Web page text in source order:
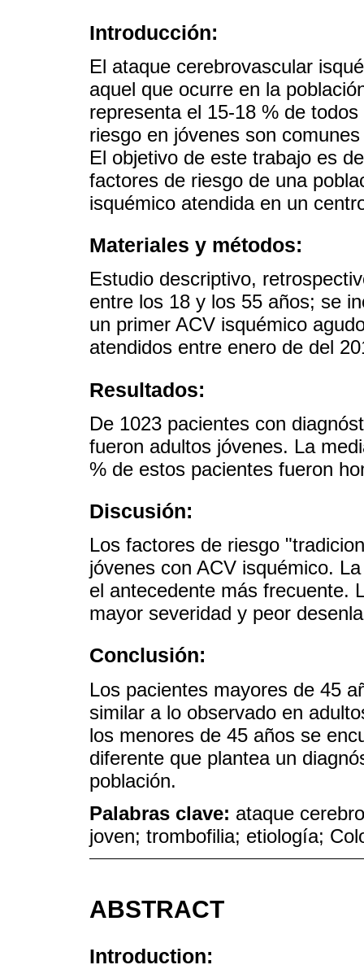
Introducción:
El ataque cerebrovascular
aquel que ocurre en la
representa el 15-18 % de
riesgo en jóvenes son
El objetivo de este trabajo es
factores de riesgo de una
isquémico atendida en un
Materiales y métodos:
Estudio descriptivo,
entre los 18 y los 55 años; se
un primer ACV isquémico
atendidos entre enero de del
Resultados:
De 1023 pacientes con
fueron adultos jóvenes. La
% de estos pacientes fueron
Discusión:
Los factores de riesgo
jóvenes con ACV isquémico.
el antecedente más frecuente.
mayor severidad y peor
Conclusión:
Los pacientes mayores de 45
similar a lo observado en
los menores de 45 años se
diferente que plantea un
población.
Palabras clave: ataque
joven; trombofilia; etiología;
ABSTRACT
Introduction: